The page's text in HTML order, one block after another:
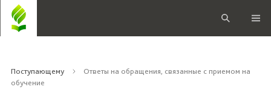
Поступающему
Ответы на обращения, связанные с приемом на
обучение